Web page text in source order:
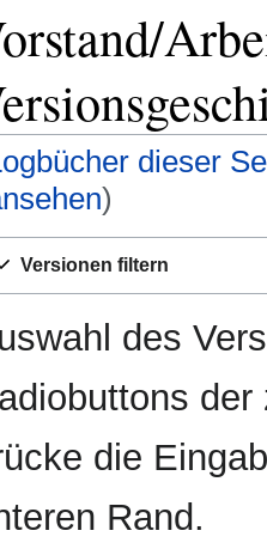
dieser
)
Versionen filtern
des
die
Rand.